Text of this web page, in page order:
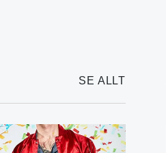
SE ALLT